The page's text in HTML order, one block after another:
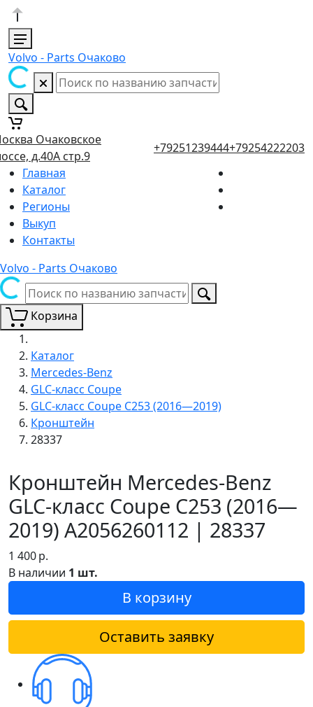
Volvo - Parts Очаково
Очаковское
д.40А стр.9
+79251239444+79254222203
Главная
Каталог
Регионы
Выкуп
Контакты
Volvo - Parts Очаково
Корзина
Каталог
Mercedes-Benz
GLC-класс Coupe
GLC-класс Coupe C253 (2016—2019)
Кронштейн
28337
Кронштейн Mercedes-Benz
GLC-класс Coupe C253 (2016—
2019) A2056260112 | 28337
1 400р.
В наличии 1 шт.
В корзину
Оставить заявку